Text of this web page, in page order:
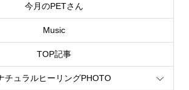
今月のPETさん
Music
TOP記事
チュラルヒーリングPHOTO